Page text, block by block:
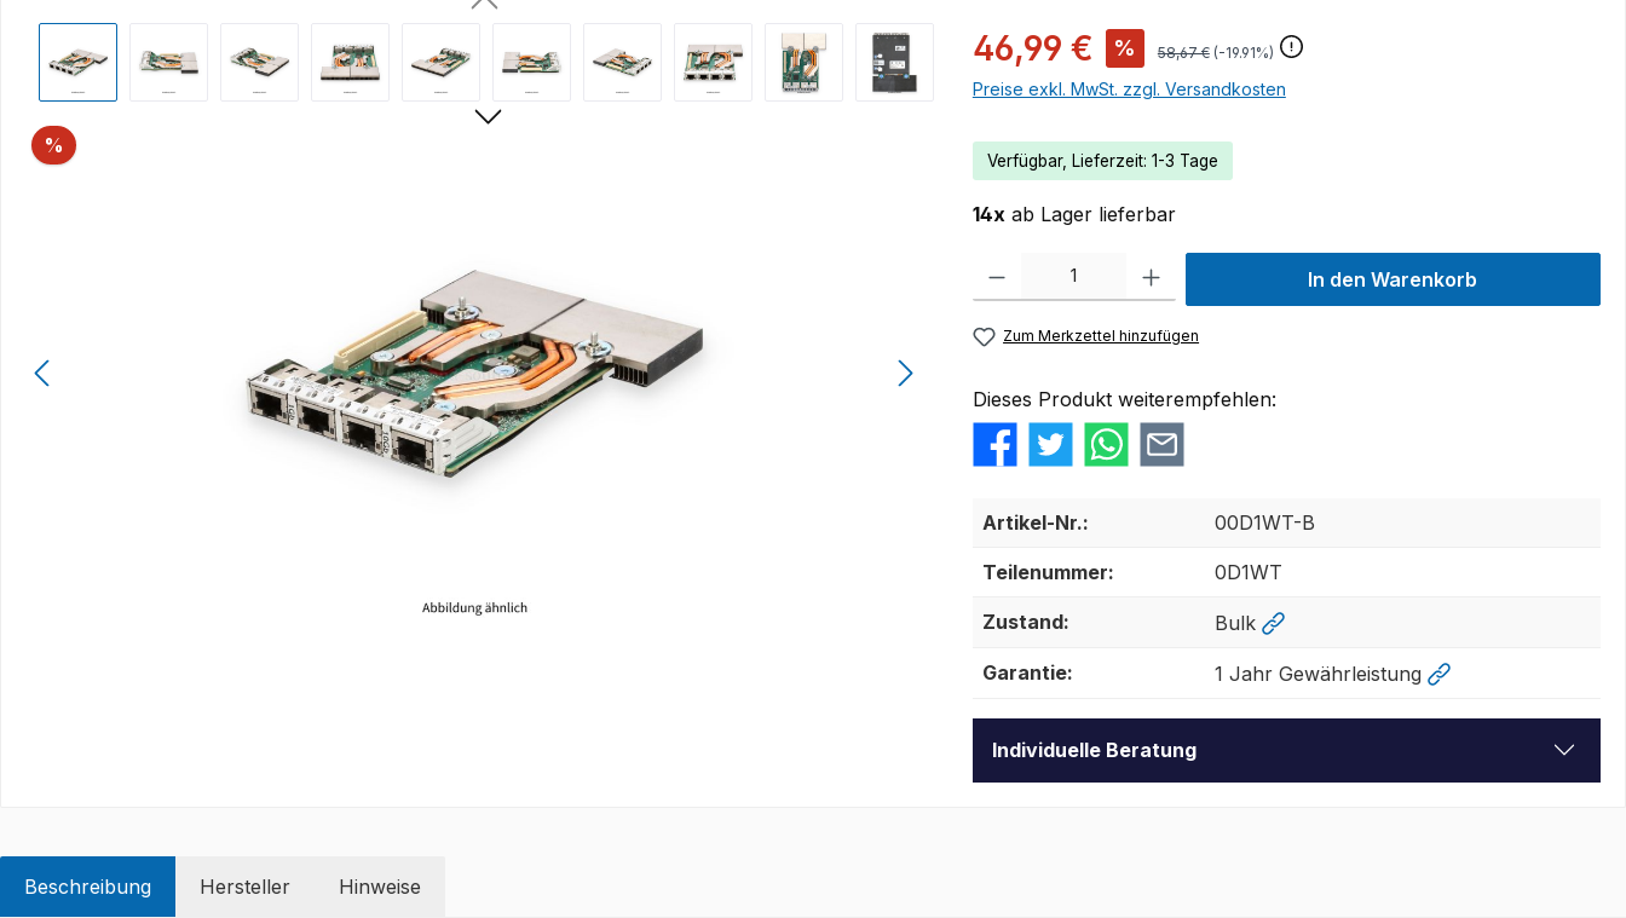
% Rabatt
46,99 € % 58,67 € (-19.91%)
Preise exkl. MwSt. zzgl. Versandkosten
Verfügbar, Lieferzeit: 1-3 Tage
14x ab Lager lieferbar
Produkt Anzahl: Gib den gewünschten Wert ein oder benutze die Schaltflächen um die
In den Warenkorb
Zum Merkzettel hinzufügen
Dieses Produkt weiterempfehlen:
Artikel-Nr.: 00D1WT-B
Teilenummer: 0D1WT
Zustand: Bulk
Garantie: 1 Jahr Gewährleistung
Individuelle Beratung
Beschreibung Hersteller Hinweise